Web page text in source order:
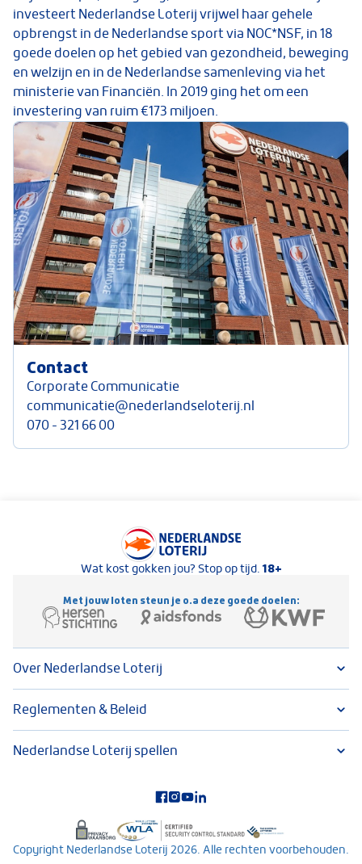
investeert Nederlandse Loterij vrijwel haar gehele
opbrengst in de Nederlandse sport via NOC*NSF, in 18
goede doelen op het gebied van gezondheid, beweging
en welzijn en in de Nederlandse samenleving via het
ministerie van Financiën. In 2019 ging het om een
investering van ruim €173 miljoen.
Contact
Corporate Communicatie
communicatie@nederlandseloterij.nl
070 - 321 66 00
Wat kost gokken jou? Stop op tijd.18+
Met jouw loten steun je o.a deze goede doelen:
Over Nederlandse Loterij
Reglementen & Beleid
Nederlandse Loterij spellen
Volg ons op social media
Keurmerken van Nederlandse Loterij
Copyright Nederlandse Loterij 2026. Alle rechten voorbehouden.